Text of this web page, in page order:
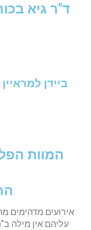
ד"ר גיא
ביידן
המוות
אירועים מדהימים
עליהם אין מילה